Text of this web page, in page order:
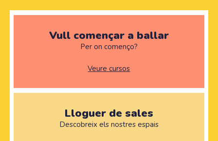
Vull començar a ballar
Per on començo?
Veure cursos
Lloguer de sales
Descobreix els nostres espais